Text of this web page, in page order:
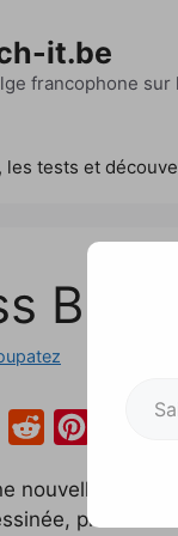
it.be
francophone
tests et
BR
f
d
nouvelle GMT, la
plus